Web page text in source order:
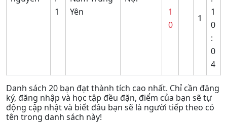
1
Yên
1
0
1
1
0
:
0
4
Danh sách 20 bạn đạt thành tích cao nhất. Chỉ cần đăng
ký, đăng nhập và học tập đều đặn, điểm của bạn sẽ tự
động cập nhật và biết đâu bạn sẽ là người tiếp theo có
tên trong danh sách này!